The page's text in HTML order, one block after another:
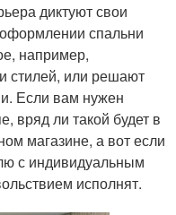
диктуют свои
спальни
например,
стилей, или решают
Если вам нужен
вряд ли такой будет в
магазине, а вот если
с индивидуальным
исполнят.